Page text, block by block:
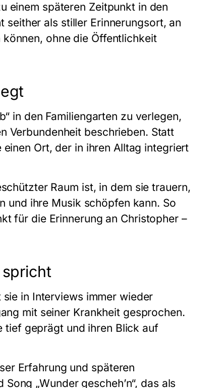
einem späteren Zeitpunkt in den
seither als stiller Erinnerungsort, an
ohne die Öffentlichkeit
in den Familiengarten zu verlegen,
Verbundenheit beschrieben. Statt
Ort, der in ihren Alltag integriert
Raum ist, in dem sie trauern,
und ihre Musik schöpfen kann. So
für die Erinnerung an Christopher –
in Interviews immer wieder
mit seiner Krankheit gesprochen.
tief geprägt und ihren Blick auf
Erfahrung und späteren
„Wunder gescheh’n“, das als